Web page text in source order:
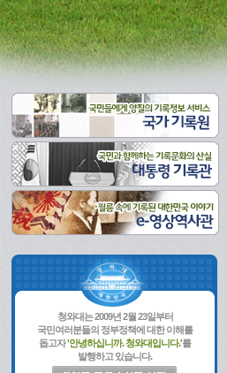
청와대는 2009년 2월 23일부터
국민여러분들의 정부정책에 대한 이해를
돕고자'안녕하십니까. 청와대입니다.'를
발행하고 있습니다.